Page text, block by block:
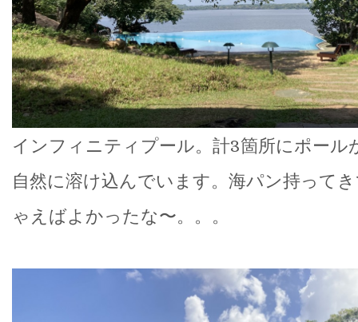
インフィニティプール。計3箇所にポール
自然に溶け込んでいます。海パン持って
ゃえばよかったな〜。。。